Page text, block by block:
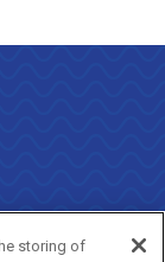
storing of